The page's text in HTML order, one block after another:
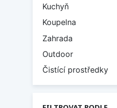
Kuchyň
Koupelna
Zahrada
Outdoor
Čistící prostředky